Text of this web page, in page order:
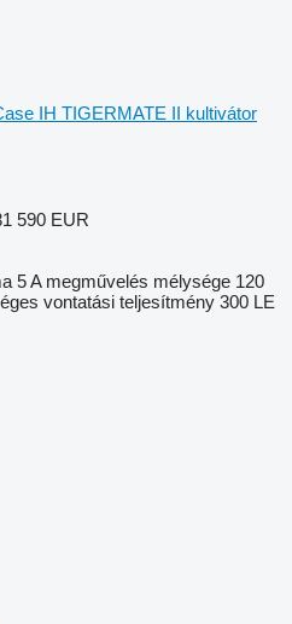
IH TIGERMATE II kultivátor
590 EUR
5A megművelés mélysége 120
vontatási teljesítmény 300 LE